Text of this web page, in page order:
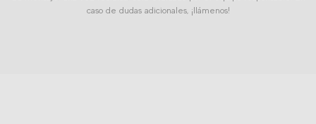
caso de dudas adicionales, ¡llámenos!